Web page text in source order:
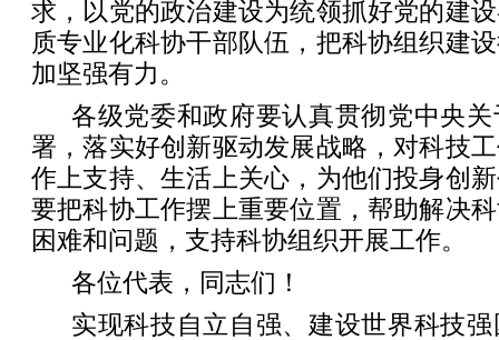
求，以党的政治建设为统领抓好党的建
质专业化科协干部队伍，把科协组织建
加坚强有力。
各级党委和政府要认真贯彻党中央
署，落实好创新驱动发展战略，对科技
作上支持、生活上关心，为他们投身创
要把科协工作摆上重要位置，帮助解决
困难和问题，支持科协组织开展工作。
各位代表，同志们！
实现科技自立自强、建设世界科技